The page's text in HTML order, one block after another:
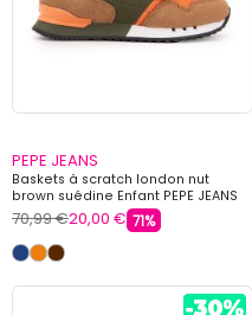
PEPE JEANS
Baskets à scratch london nut
brown suédine Enfant PEPE JEANS
70,99 €20,00 € 71%